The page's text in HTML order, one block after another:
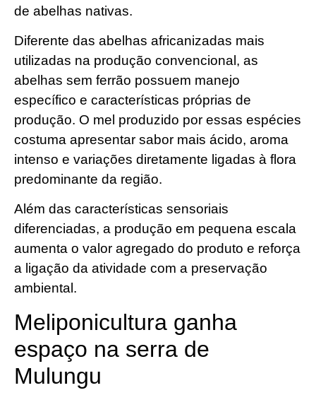
de abelhas nativas.
Diferente das abelhas africanizadas mais
utilizadas na produção convencional, as
abelhas sem ferrão possuem manejo
específico e características próprias de
produção. O mel produzido por essas espécies
costuma apresentar sabor mais ácido, aroma
intenso e variações diretamente ligadas à flora
predominante da região.
Além das características sensoriais
diferenciadas, a produção em pequena escala
aumenta o valor agregado do produto e reforça
a ligação da atividade com a preservação
ambiental.
Meliponicultura ganha
espaço na serra de
Mulungu